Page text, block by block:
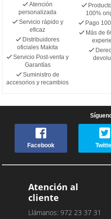
Atención
personalizada
Servicio rápido y
eficaz
Distribuidores
oficiales Makita
Servicio Post-venta y
Garantías
Suministro de
accesorios y recambios
100%
Pago
Más de
Facebook
Atención al
cliente
Llámanos: 972 23 37 31